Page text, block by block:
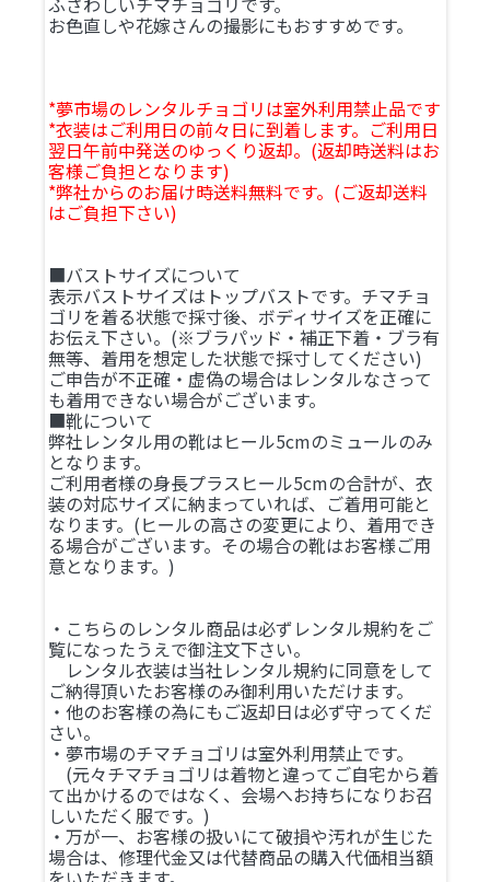
お色直しや花嫁さんの撮影にもおすすめです。
*夢市場のレンタルチョゴリは室外利用禁止品です
*衣装はご利用日の前々日に到着します。ご利用日
翌日午前中発送のゆっくり返却。(返却時送料はお
客様ご負担となります)
*弊社からのお届け時送料無料です。(ご返却送料
はご負担下さい)
■バストサイズについて
表示バストサイズはトップバストです。チマチョ
ゴリを着る状態で採寸後、ボディサイズを正確に
お伝え下さい。(※ブラパッド・補正下着・ブラ有
無等、着用を想定した状態で採寸してください)
ご申告が不正確・虚偽の場合はレンタルなさって
も着用できない場合がございます。
■靴について
弊社レンタル用の靴はヒール5cmのミュールのみ
となります。
ご利用者様の身長プラスヒール5cmの合計が、衣
装の対応サイズに納まっていれば、ご着用可能と
なります。(ヒールの高さの変更により、着用でき
る場合がございます。その場合の靴はお客様ご用
意となります。)
・こちらのレンタル商品は必ずレンタル規約をご
覧になったうえで御注文下さい。
レンタル衣装は当社レンタル規約に同意をして
ご納得頂いたお客様のみ御利用いただけます。
・他のお客様の為にもご返却日は必ず守ってくだ
さい。
・夢市場のチマチョゴリは室外利用禁止です。
(元々チマチョゴリは着物と違ってご自宅から着
て出かけるのではなく、会場へお持ちになりお召
しいただく服です。)
・万が一、お客様の扱いにて破損や汚れが生じた
場合は、修理代金又は代替商品の購入代価相当額